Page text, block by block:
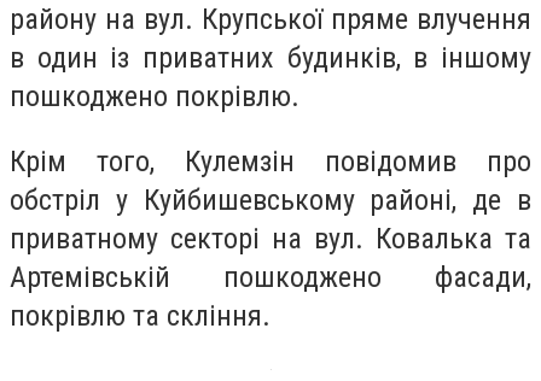
району на вул. Крупської пряме влучення
в один із приватних будинків, в іншому
пошкоджено покрівлю.
Крім того, Кулемзін повідомив про
обстріл у Куйбишевському районі, де в
приватному секторі на вул. Ковалька та
Артемівській пошкоджено фасади,
покрівлю та скління.